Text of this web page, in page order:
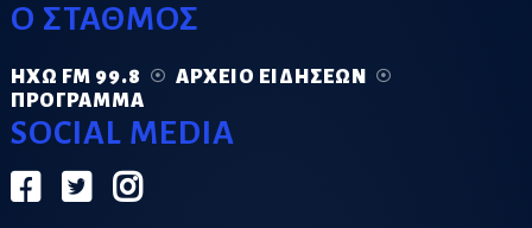
Ο ΣΤΑΘΜΟΣ
ΗΧΏ FM 99.8
ΑΡΧΕΊΟ ΕΙΔΉΣΕΩΝ
ΠΡΌΓΡΑΜΜΑ
SOCIAL MEDIA